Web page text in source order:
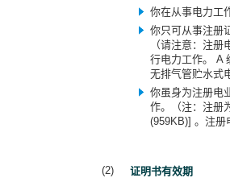
你在从事电力工
你只可从事注册
（请注意：注
行电力工作。 A
无排气管贮水式
你虽身为注册电
作。（注：注册
(959KB)] 。注册
证明书有效期